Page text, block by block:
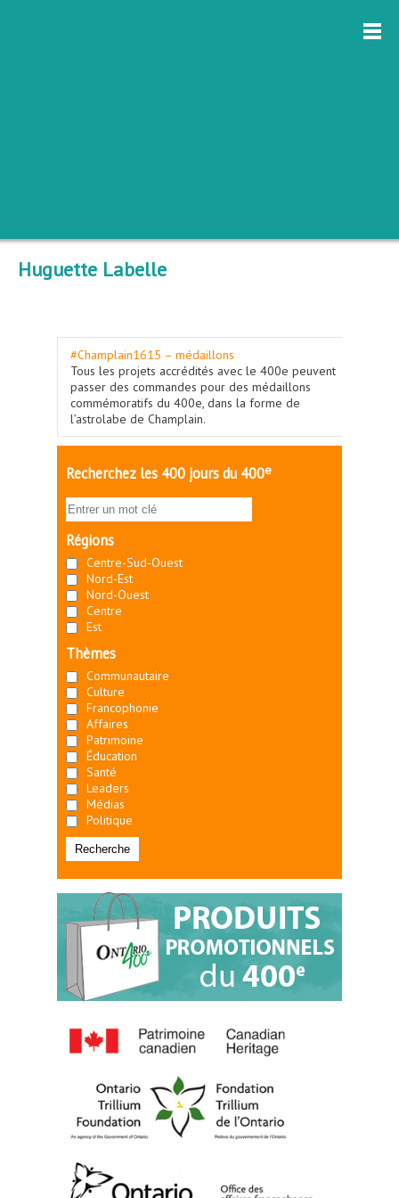
Huguette Labelle
#Champlain1615 – médaillons
Tous les projets accrédités avec le 400e peuvent
passer des commandes pour des médaillons
commémoratifs du 400e, dans la forme de
l’astrolabe de Champlain.
Recherchez les 400 jours du 400e
Régions
Centre-Sud-Ouest
Nord-Est
Nord-Ouest
Centre
Est
Thèmes
Communautaire
Culture
Francophonie
Affaires
Patrimoine
Éducation
Santé
Leaders
Médias
Politique